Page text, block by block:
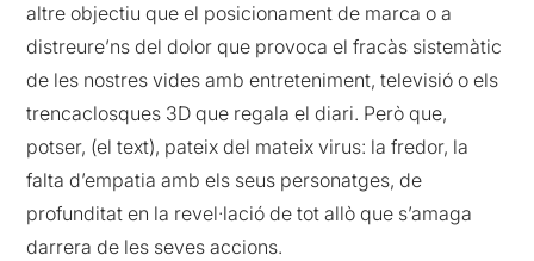
altre objectiu que el posicionament de marca o a
distreure’ns del dolor que provoca el fracàs sistemàtic
de les nostres vides amb entreteniment, televisió o els
trencaclosques 3D que regala el diari. Però que,
potser, (el text), pateix del mateix virus: la fredor, la
falta d’empatia amb els seus personatges, de
profunditat en la revel·lació de tot allò que s’amaga
darrera de les seves accions.